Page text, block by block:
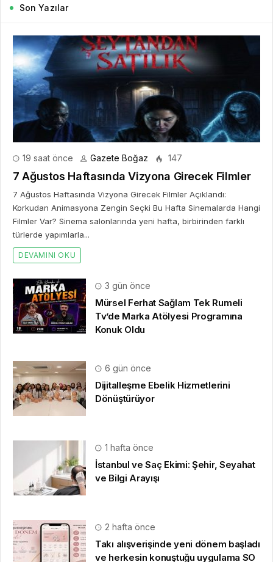
Son Yazılar
19 saat önce Gazete Boğaz 147
7 Ağustos Haftasında Vizyona Girecek Filmler
7 Ağustos Haftasında Vizyona Girecek Filmler Açıklandı:
Korkudan Animasyona Zengin Seçki Bu Hafta Sinemalarda Hangi
Filmler Var? Sinema salonlarında yeni hafta, birbirinden farklı
türlerde yapımlarla...
DEVAMINI OKU
3 gün önce
Mürsel Ferhat Sağlam Tek Rumeli
Tv’de Marka Atölyesi Programına
Konuk Oldu
6 gün önce
Dijitalleşme Ebelik Hizmetlerini
Dönüştürüyor
1 hafta önce
İstanbul ve Saç Ekimi: Şehir, Seyahat
ve Bilgi Arayışı
2 hafta önce
Takı alışverişinde yeni dönem başladı
ve herkesin konuştuğu uygulama SO